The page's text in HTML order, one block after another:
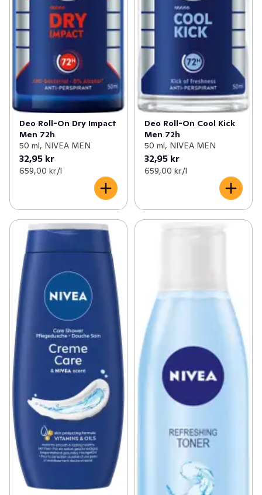
Deo Roll-On Dry Impact
Men 72h
50 ml, NIVEA MEN
32,95 kr
659,00 kr /l
Deo Roll-On Cool Kick
Men 72h
50 ml, NIVEA MEN
32,95 kr
659,00 kr /l